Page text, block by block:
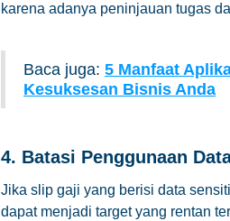
karena adanya peninjauan tugas
Baca juga: 5 Manfaat
Kesuksesan Bisnis Anda
4. Batasi Penggunaan
Jika slip gaji yang berisi data
dapat menjadi target yang rentan